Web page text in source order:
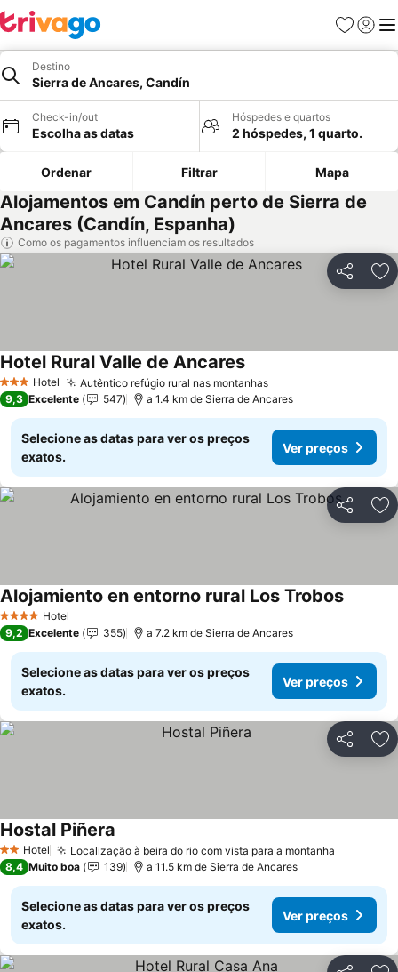
Favoritos
Iniciar
Destino
Sierra de Ancares, Candín
Check-in/out
Escolha as datas
Hóspedes e quartos
2 hóspedes, 1 quarto.
Ordenar Filtrar Mapa
Alojamentos em Candín perto de Sierra de
Ancares (Candín, Espanha)
Como os pagamentos influenciam os resultados
Partilhar
3 EstrelasHotel Autêntico refúgio rural nas montanhas
Hotel Rural Valle de Ancares
9,3 Excelente 547 a 1.4 km de Sierra de Ancares
Selecione as datas para ver os preços
exatos.
Ver preços
Partilhar
4 EstrelasHotel
Alojamiento en entorno rural Los Trobos
9,2 Excelente 355 a 7.2 km de Sierra de Ancares
Selecione as datas para ver os preços
exatos.
Ver preços
Partilhar
2 Estrelas
Hotel Localização à beira do rio com vista para a montanha
Hostal Piñera
8,4 Muito boa 139 a 11.5 km de Sierra de Ancares
Selecione as datas para ver os preços
exatos.
Ver preços